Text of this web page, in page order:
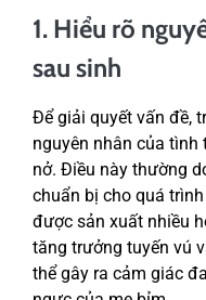
1. Hiểu rõ
sau sinh
Để giải quyết vấn đề,
nguyên nhân của
nở. Điều này thường
chuẩn bị cho quá
được sản xuất nhiều
tăng trưởng tuyến vú
thể gây ra cảm giác